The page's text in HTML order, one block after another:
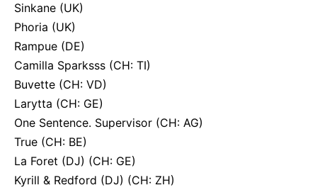
Sinkane (UK)
Phoria (UK)
Rampue (DE)
Camilla Sparksss (CH: TI)
Buvette (CH: VD)
Larytta (CH: GE)
One Sentence. Supervisor (CH: AG)
True (CH: BE)
La Foret (DJ) (CH: GE)
Kyrill & Redford (DJ) (CH: ZH)